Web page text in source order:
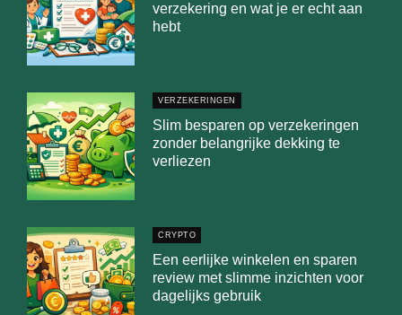
verzekering en wat je er echt aan
hebt
VERZEKERINGEN
Slim besparen op verzekeringen
zonder belangrijke dekking te
verliezen
CRYPTO
Een eerlijke winkelen en sparen
review met slimme inzichten voor
dagelijks gebruik